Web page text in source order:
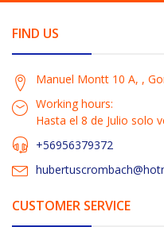
FIND US
Manuel Montt 10 A, ,
Working hours:
Hasta el 8 de Julio solo
+56956379372
CUSTOMER SERVICE